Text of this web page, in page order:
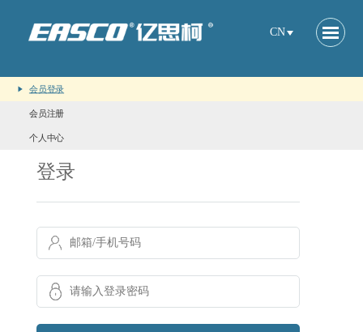
CN
会员登录
会员注册
个人中心
登录